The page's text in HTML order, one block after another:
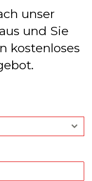
unser
und Sie
kostenloses